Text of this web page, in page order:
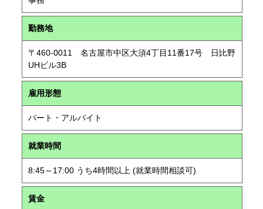
勤務地
〒460-0011 名古屋市中区大須4丁目11番17号 日比野
UHビル3B
雇用形態
パート・アルバイト
就業時間
8:45～17:00 うち4時間以上 (就業時間相談可)
賃金